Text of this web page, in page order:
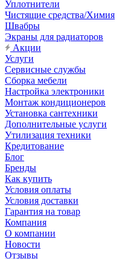
Уплотнители
Чистящие средства/Химия
Швабры
Экраны для радиаторов
Акции
Услуги
Сервисные службы
Сборка мебели
Настройка электроники
Монтаж кондиционеров
Установка сантехники
Дополнительные услуги
Утилизация техники
Кредитование
Блог
Бренды
Как купить
Условия оплаты
Условия доставки
Гарантия на товар
Компания
О компании
Новости
Отзывы